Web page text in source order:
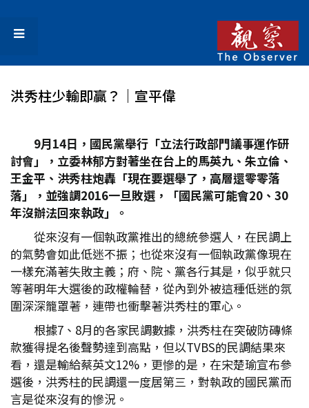
洪秀柱少輸即贏？｜宣平偉
9月14日，國民黨舉行「立法行政部門議事運作研
討會」，立委林郁方對著坐在台上的馬英九、朱立倫、
王金平、洪秀柱炮轟「現在要選舉了，高層還零零落
落」，並強調2016一旦敗選，「國民黨可能會20、30
年沒辦法回來執政」。
從來沒有一個執政黨推出的總統參選人，在民調上
的氣勢會如此低迷不振；也從來沒有一個執政黨像現在
一樣充滿著失敗主義；府、院、黨各行其是，似乎就只
等著明年大選後的政權輪替，從內到外被這種低迷的氛
圍深深籠罩著，連帶也衝擊著洪秀柱的軍心。
根據7、8月的各家民調數據，洪秀柱在突破防磚條
款獲得提名後聲勢達到高點，但以TVBS的民調結果來
看，還是輸給蔡英文12%，更慘的是，在宋楚瑜宣布參
選後，洪秀柱的民調還一度居第三，對執政的國民黨而
言是從來沒有的慘況。